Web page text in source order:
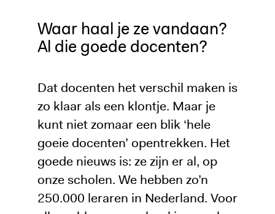
Waar haal je ze vandaan?
Al die goede docenten?
Dat docenten het verschil maken is
zo klaar als een klontje. Maar je
kunt niet zomaar een blik ‘hele
goeie docenten’ opentrekken. Het
goede nieuws is: ze zijn er al, op
onze scholen. We hebben zo’n
250.000 leraren in Nederland. Voor